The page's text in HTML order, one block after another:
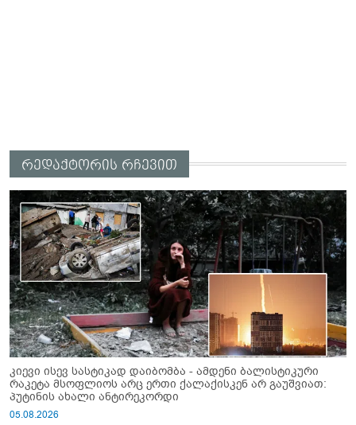
რედაქტორის რჩევით
კიევი ისევ სასტიკად დაიბომბა - ამდენი ბალისტიკური
რაკეტა მსოფლიოს არც ერთი ქალაქისკენ არ გაუშვიათ:
პუტინის ახალი ანტირეკორდი
05.08.2026